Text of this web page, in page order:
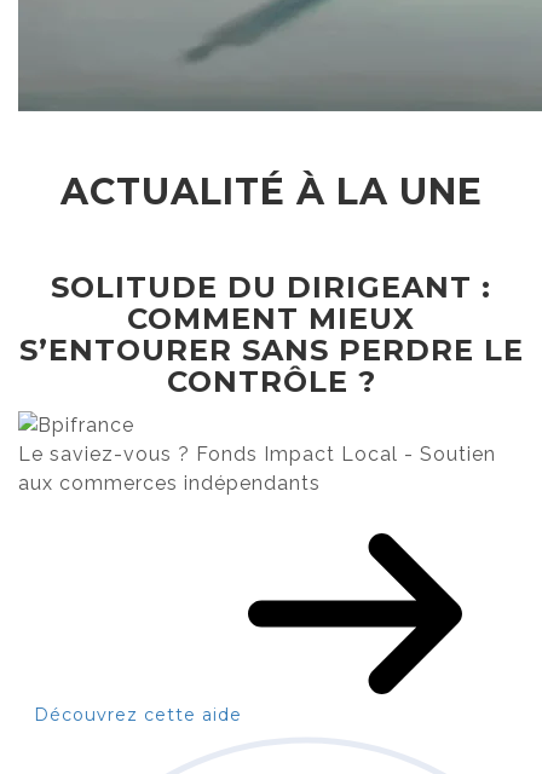
ACTUALITÉ À LA UNE
SOLITUDE DU DIRIGEANT :
COMMENT MIEUX
S’ENTOURER SANS PERDRE LE
CONTRÔLE ?
Le saviez-vous ? Fonds Impact Local - Soutien
aux commerces indépendants
Découvrez cette aide